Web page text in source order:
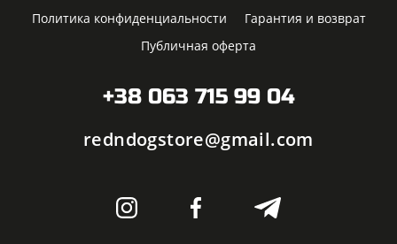
Политика конфиденциальности
Гарантия и возврат
Публичная оферта
+38 063 715 99 04
redndogstore@gmail.com